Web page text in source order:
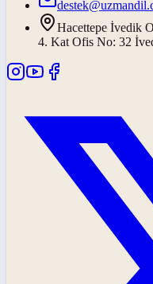
Hacettepe İvedik
4. Kat Ofis No: 32